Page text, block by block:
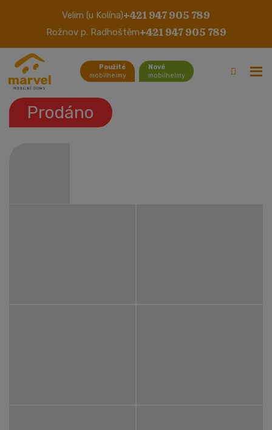
Velim (u Kolína)+421 947 905 789
Rožnov p. Radhoštěm+421 947 905 789
Použité
mobilheimy
Nové
mobilheimy
Victory Vision
Prodáno